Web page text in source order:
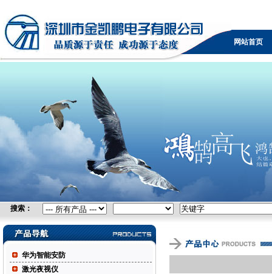
无线网桥，广电设备，可视电话，防火墙，KVM，负载
均衡，IPTV，视频采集卡，自由空间光通信，控制台服
务器
网站首页
搜索：
华为智能安防
激光夜视仪